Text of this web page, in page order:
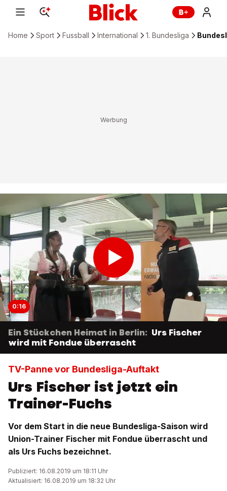
Home Sport Fussball International 1. Bundesliga
0:16
Ein Stückchen Heimat in Berlin: Urs Fischer
wird mit Fondue überrascht
TV-Panne vor Bundesliga-Auftakt
Urs Fischer ist jetzt ein
Trainer-Fuchs
Vor dem Start in die neue Bundesliga-Saison wird
Union-Trainer Fischer mit Fondue überrascht und
als Urs Fuchs bezeichnet.
Publiziert: 16.08.2019 um 18:11 Uhr
Aktualisiert: 16.08.2019 um 18:32 Uhr